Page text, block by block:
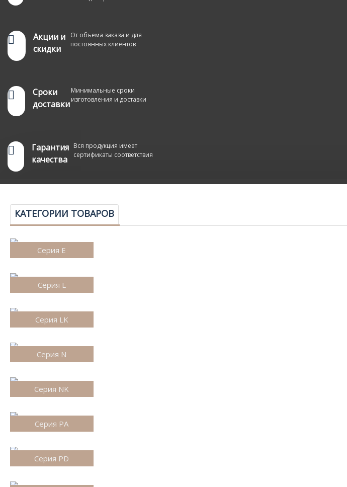
Акции и
скидки
От объема заказа и для
постоянных клиентов
Сроки
доставки
Минимальные сроки
изготовления и доставки
Гарантия
качества
Вся продукция имеет
сертификаты соответствия
КАТЕГОРИИ ТОВАРОВ
Серия E
Серия L
Серия LK
Серия N
Серия NK
Серия PA
Серия PD